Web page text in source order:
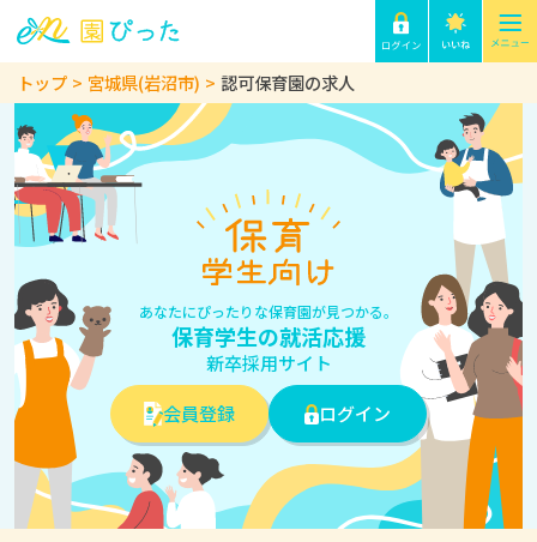
トップ 宮城県(岩沼市) 認可保育園の求人
あなたにぴったりな保育園が見つかる。
保育学生の就活応援
新卒採用サイト
会員登録
ログイン